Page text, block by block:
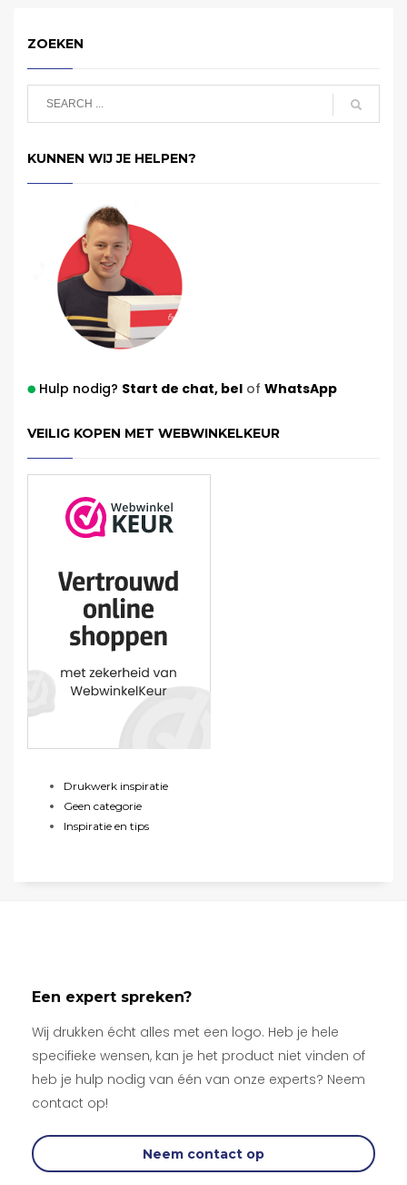
ZOEKEN
KUNNEN WIJ JE HELPEN?
Hulp nodig? Start de chat,belof WhatsApp
VEILIG KOPEN MET WEBWINKELKEUR
Drukwerk inspiratie
Geen categorie
Inspiratie en tips
Een expert spreken?
Wij drukken écht alles met een logo. Heb je hele
specifieke wensen, kan je het product niet vinden of
heb je hulp nodig van één van onze experts? Neem
contact op!
Neem contact op